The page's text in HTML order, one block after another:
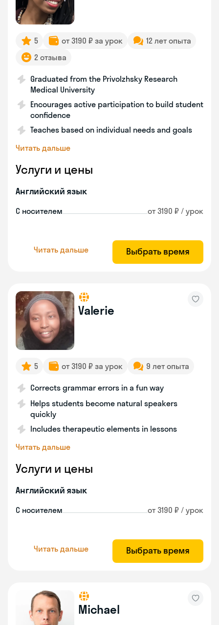
5 от 3190 ₽ за урок
12 лет опыта
2 отзыва
Graduated from the Privolzhsky Research
Medical University
Encourages active participation to build student
confidence
Teaches based on individual needs and goals
Читать дальше
Услуги и цены
Английский язык
С носителем от 3190 ₽ / урок
Читать дальше Выбрать время
Valerie
5 от 3190 ₽ за урок 9 лет опыта
Corrects grammar errors in a fun way
Helps students become natural speakers
quickly
Includes therapeutic elements in lessons
Читать дальше
Услуги и цены
Английский язык
С носителем от 3190 ₽ / урок
Читать дальше Выбрать время
Michael